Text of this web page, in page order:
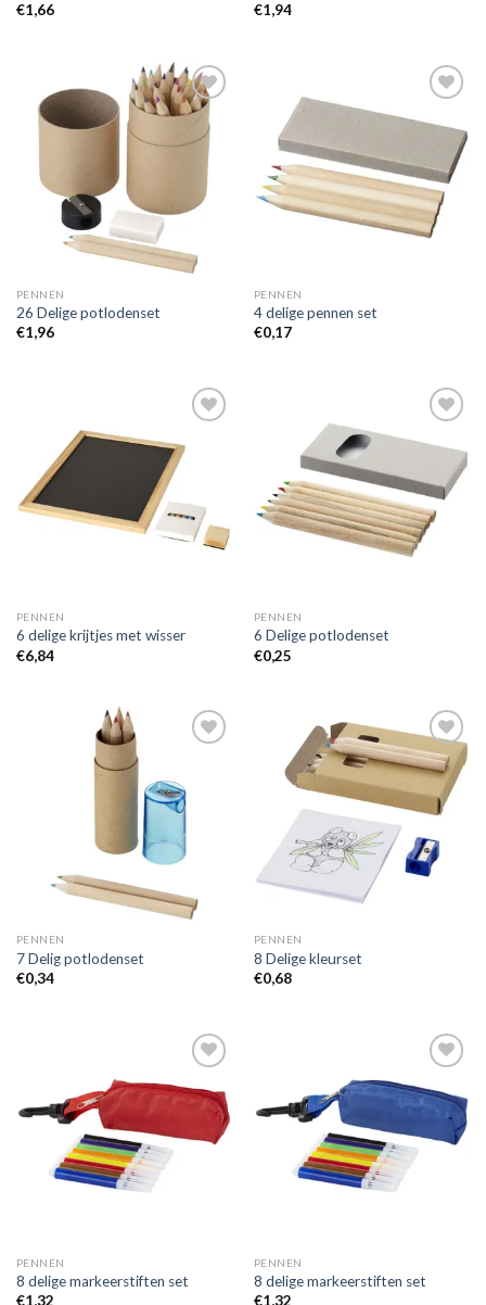
€1,66
€1,94
Toevoegen
wenslijst
PENNEN
26 Delige potlodenset
€1,96
Toevoegen
aan
PENNEN
4 delige pennen set
€0,17
aan
wenslijst
PENNEN
6 delige krijtjes met wisser
€6,84
Toevoegen
PENNEN
6 Delige potlodenset
€0,25
wenslijst
PENNEN
7 Delig potlodenset
€0,34
Toevoegen
aan
wenslijst
PENNEN
8 Delige kleurset
€0,68
Toevoegen
aan
wenslijst
PENNEN
8 delige markeerstiften set
€1,32
Toevoegen
aan
wenslijst
PENNEN
8 delige markeerstiften set
€1,32